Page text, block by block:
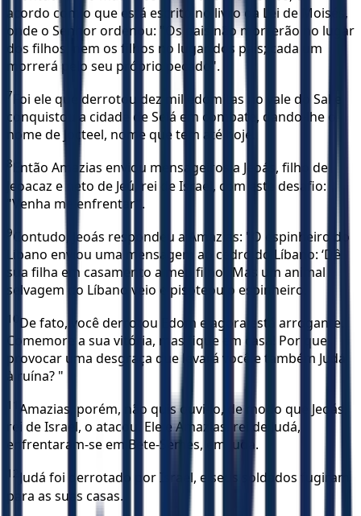
acordo com o que está escrito no livro da Lei de Moisés,
onde o Senhor ordenou: "Os pais não morrerão no lugar
dos filhos, nem os filhos no lugar dos pais; cada um
morrerá pelo seu próprio pecado".
7
Foi ele que derrotou dez mil edomitas no vale do Sal e
conquistou a cidade de Selá em combate, dando-lhe o
nome de Jocteel, nome que tem até hoje.
8
Então Amazias enviou mensageiros a Jeoás, filho de
Jeoacaz e neto de Jeú, rei de Israel, com este desafio:
"Venha me enfrentar".
9Contudo, Jeoás respondeu a Amazias: "O espinheiro do
Líbano enviou uma mensagem ao cedro do Líbano: ‘Dê
sua filha em casamento a meu filho’. Mas um animal
selvagem do Líbano veio e pisoteou o espinheiro.
10 De fato, você derrotou Edom e agora está arrogante.
Comemore a sua vitória, mas fique em casa! Por que
provocar uma desgraça que levará você e também Judá
à ruína? "
11
Amazias, porém, não quis ouvi-lo, de modo que Jeoás,
rei de Israel, o atacou. Ele e Amazias, rei de Judá,
enfrentaram-se em Bete-Semes, em Judá.
12 Judá foi derrotado por Israel, e seus soldados fugiram
para as suas casas.